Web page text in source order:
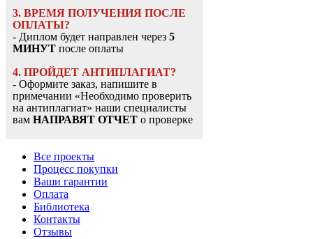
3. ВРЕМЯ ПОЛУЧЕНИЯ ПОСЛЕ
ОПЛАТЫ?
- Диплом будет направлен через 5
МИНУТ после оплаты
4. ПРОЙДЕТ АНТИПЛАГИАТ?
- Оформите заказ, напишите в
примечании «Необходимо проверить
на антиплагиат» наши специалисты
вам НАПРАВЯТ ОТЧЕТ о проверке
Все проекты
Процесс покупки
Ваши гарантии
Оплата
Библиотека
Контакты
Отзывы